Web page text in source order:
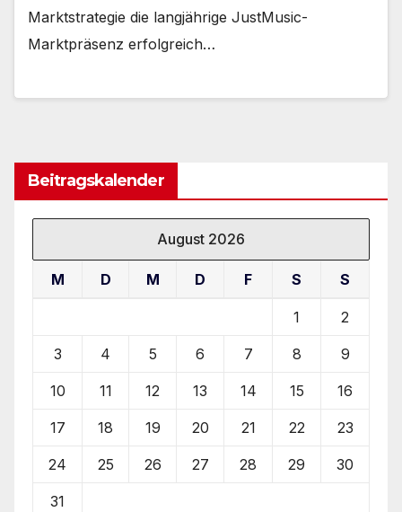
Marktstrategie die langjährige JustMusic-
Marktpräsenz erfolgreich…
Beitragskalender
August 2026
M D M D F S S
1 2
3 4 5 6 7 8 9
10 11 12 13 14 15 16
17 18 19 20 21 22 23
24 25 26 27 28 29 30
31